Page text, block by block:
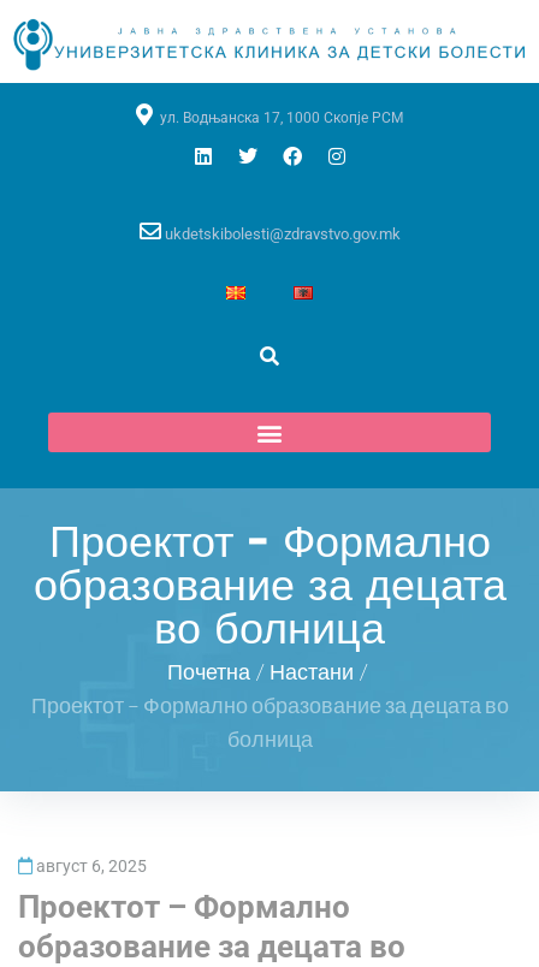
ул. Водњанска 17, 1000 Скопје РСМ
ukdetskibolesti@zdravstvo.gov.mk
Проектот – Формално
образование за децата
во болница
Почетна / Настани /
Проектот – Формално образование за децата во
болница
август 6, 2025
Проектот – Формално
образование за децата во